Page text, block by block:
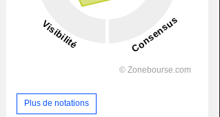
Plus de notations